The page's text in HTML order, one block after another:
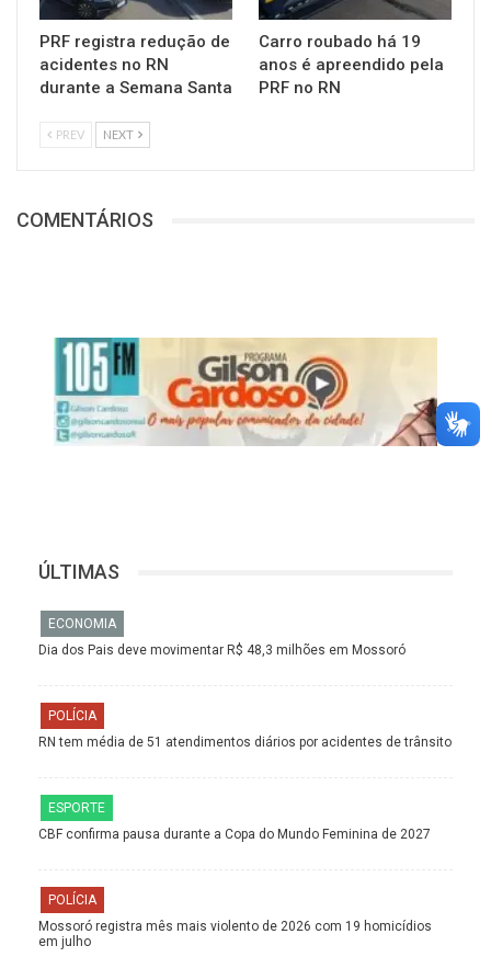
PRF registra redução de
acidentes no RN
durante a Semana Santa
Carro roubado há 19
anos é apreendido pela
PRF no RN
PREV NEXT
COMENTÁRIOS
ÚLTIMAS
ECONOMIA
Dia dos Pais deve movimentar R$ 48,3 milhões em Mossoró
POLÍCIA
RN tem média de 51 atendimentos diários por acidentes de trânsito
ESPORTE
CBF confirma pausa durante a Copa do Mundo Feminina de 2027
POLÍCIA
Mossoró registra mês mais violento de 2026 com 19 homicídios
em julho